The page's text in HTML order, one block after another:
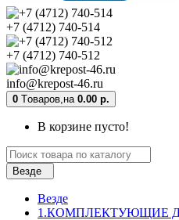
+7 (4712) 740-514
+7 (4712) 740-512
info@krepost-46.ru
0 Tоваров, на 0.00 р.
В корзине пусто!
Везде
Везде
1.КОМПЛЕКТУЮЩИЕ